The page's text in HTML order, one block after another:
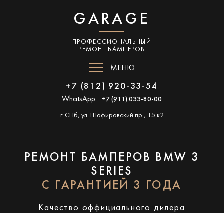
GARAGE
ПРОФЕССИОНАЛЬНЫЙ
РЕМОНТ БАМПЕРОВ
МЕНЮ
+7 (812) 920-33-54
WhatsApp: +7 (911) 033-80-00
г. СПб, ул. Шафировский пр., 15 к2
РЕМОНТ БАМПЕРОВ BMW 3
SERIES
С ГАРАНТИЕЙ 3 ГОДА
Качество оффициального дилера